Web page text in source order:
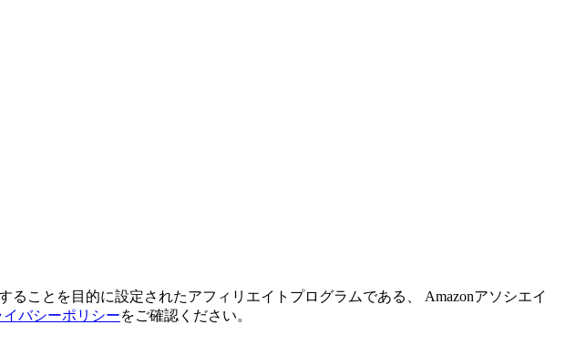
ことを目的に設定されたアフィリエイトプログラムである、 Amazonアソシエイ
イバシーポリシーをご確認ください。